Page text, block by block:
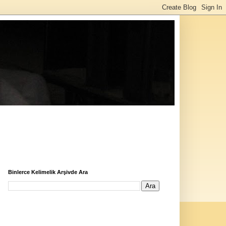
Binlerce Kelimelik Arşivde Ara